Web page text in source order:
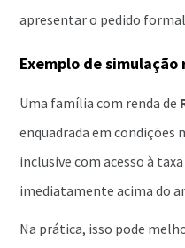
apresentar o pedido
Exemplo de simulação
Uma família com renda de
enquadrada em condições
inclusive com acesso à
imediatamente acima do
Na prática, isso pode